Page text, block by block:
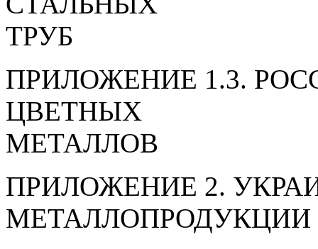
ТРУБ
ПРИЛОЖЕНИЕ 1.3.
ЦВЕТНЫХ
МЕТАЛЛОВ
ПРИЛОЖЕНИЕ 2.
МЕТАЛЛОПРОДУКЦИИ